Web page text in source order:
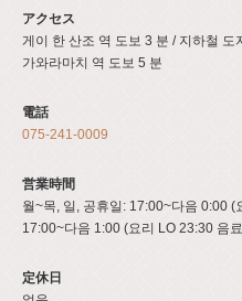
アクセス
게이 한 산조 역 도보 3 분 / 지하철
가와라마치 역 도보 5 분
電話
075-241-0009
営業時間
월~목, 일, 공휴일: 17:00~다음 0:00
17:00~다음 1:00 (요리 LO 23:30 음
定休日